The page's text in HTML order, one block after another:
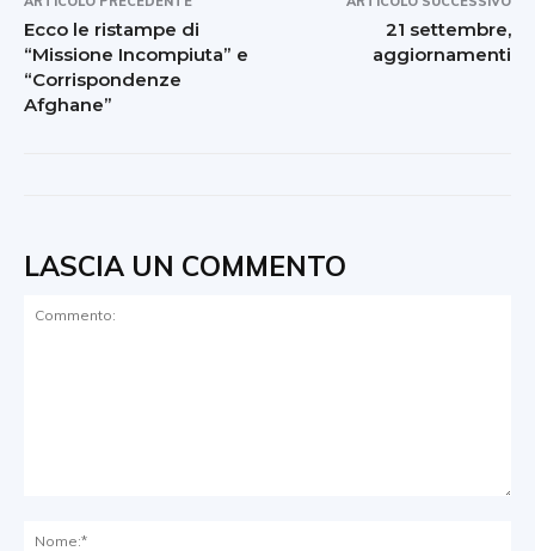
Ecco le ristampe di
“Missione Incompiuta” e
“Corrispondenze
Afghane”
21 settembre,
aggiornamenti
LASCIA UN COMMENTO